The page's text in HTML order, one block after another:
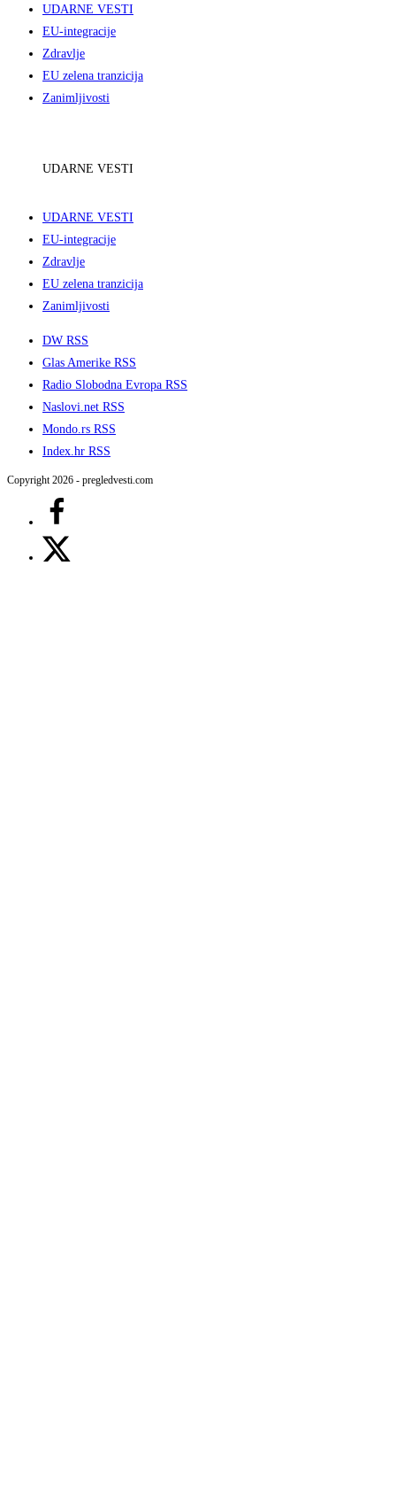
UDARNE VESTI
EU-integracije
Zdravlje
EU zelena tranzicija
Zanimljivosti
UDARNE VESTI
UDARNE VESTI
EU-integracije
Zdravlje
EU zelena tranzicija
Zanimljivosti
DW RSS
Glas Amerike RSS
Radio Slobodna Evropa RSS
Naslovi.net RSS
Mondo.rs RSS
Index.hr RSS
Copyright 2026 - pregledvesti.com